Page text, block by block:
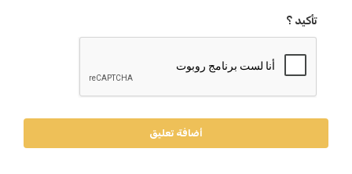
تأكيد ؟
أضافة تعليق